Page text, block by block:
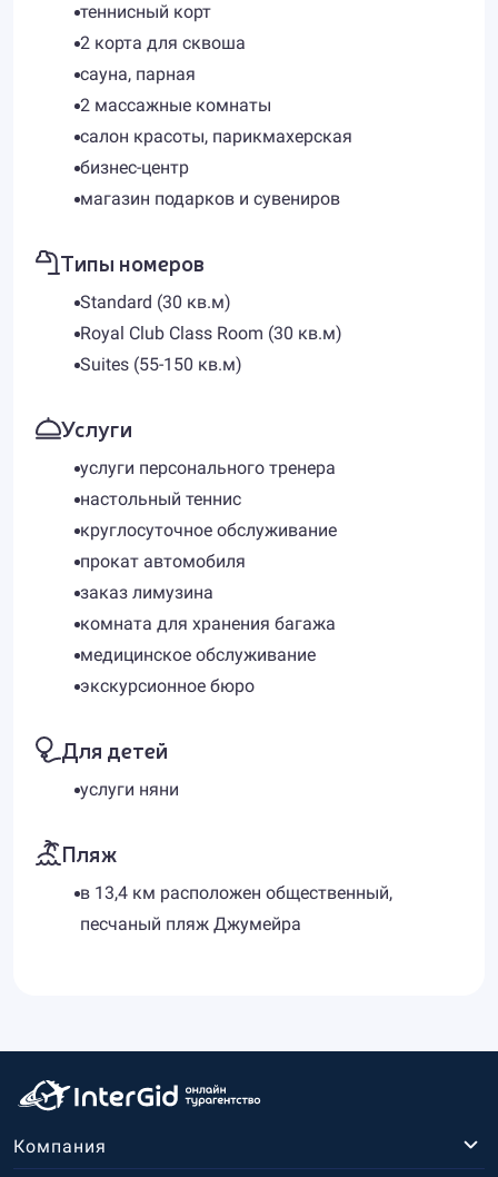
теннисный корт
2 корта для сквоша
сауна, парная
2 массажные комнаты
салон красоты, парикмахерская
бизнес-центр
магазин подарков и сувениров
Типы номеров
Standard (30 кв.м)
Royal Club Class Room (30 кв.м)
Suites (55-150 кв.м)
Услуги
услуги персонального тренера
настольный теннис
круглосуточное обслуживание
прокат автомобиля
заказ лимузина
комната для хранения багажа
медицинское обслуживание
экскурсионное бюро
Для детей
услуги няни
Пляж
в 13,4 км расположен общественный,
песчаный пляж Джумейра
Компания